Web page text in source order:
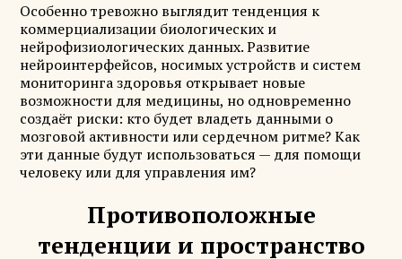
Особенно тревожно выглядит тенденция к
коммерциализации биологических и
нейрофизиологических данных. Развитие
нейроинтерфейсов, носимых устройств и систем
мониторинга здоровья открывает новые
возможности для медицины, но одновременно
создаёт риски: кто будет владеть данными о
мозговой активности или сердечном ритме? Как
эти данные будут использоваться — для помощи
человеку или для управления им?
Противоположные
тенденции и пространство